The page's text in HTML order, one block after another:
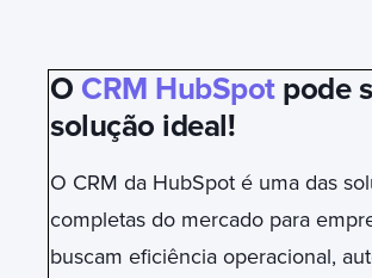
O CRM HubSpotpode
solução ideal!
O CRM da HubSpot é uma das
completas do mercado para
buscam eficiência operacional,